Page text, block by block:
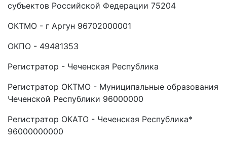
субъектов Российской Федерации 75204
ОКТМО - г Аргун 96702000001
ОКПО - 49481353
Регистратор - Чеченская Республика
Регистратор ОКТМО - Муниципальные образования
Чеченской Республики 96000000
Регистратор ОКАТО - Чеченская Республика*
96000000000